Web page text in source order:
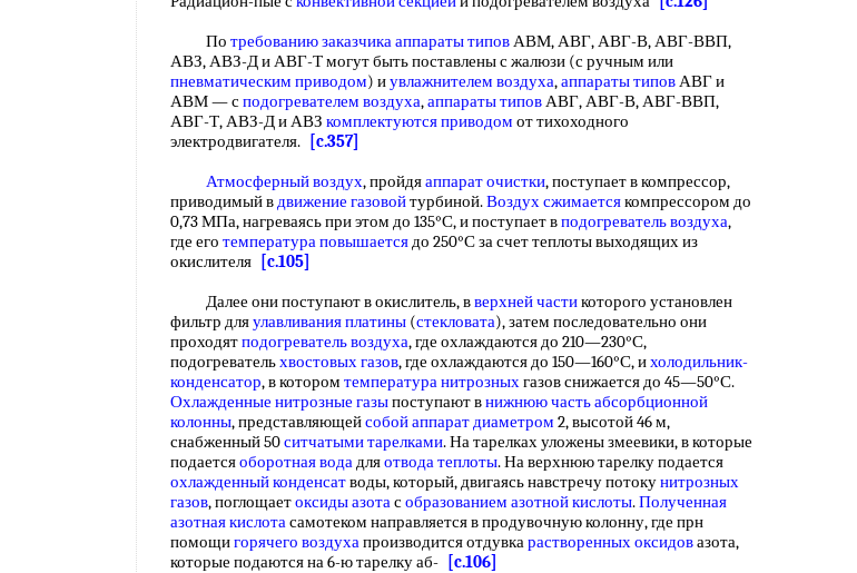
По требованию заказчикааппараты типовАВМ, АВГ, АВГ-В, АВГ-ВВП,
АВЗ, АВЗ-Д и АВГ-Т могут быть поставлены с жалюзи (с ручным или
пневматическим приводом) иувлажнителем воздуха,аппараты типовАВГ и
АВМ — сподогревателем воздуха,аппараты типовАВГ, АВГ-В, АВГ-ВВП,
АВГ-Т, АВЗ-Д и АВЗ комплектуются приводом от тихоходного
электродвигателя.
[c.357]
Атмосферный воздух, пройдяаппарат очистки, поступает в компрессор,
приводимый вдвижение газовойтурбиной.Воздух сжимаетсякомпрессором до
0,73 МПа, нагреваясь при этом до 135°С, и поступает вподогреватель воздуха,
где его температура повышаетсядо 250°С за счет теплоты выходящих из
окислителя
[c.105]
Далее они поступают в окислитель, вверхней частикоторого установлен
фильтр дляулавливания платины (стекловата), затем последовательно они
проходятподогреватель воздуха, где охлаждаются до 210—230°С,
подогревательхвостовых газов, где охлаждаются до 150—160°С, ихолодильник-
конденсатор, в котором температура нитрозныхгазов снижается до 45—50°С.
Охлажденные нитрозные газыпоступают внижнюю частьабсорбционной
колонны, представляющейсобойаппарат диаметром 2, высотой 46 м,
снабженный 50ситчатыми тарелками. На тарелках уложены змеевики, в которые
подаетсяоборотная водадляотвода теплоты. На верхнюю тарелку подается
охлажденный конденсатводы, который, двигаясь навстречу потокунитрозных
газов, поглощаетоксиды азотасобразованием азотной кислоты.Полученная
азотная кислотасамотеком направляется в продувочную колонну, где прн
помощигорячего воздухапроизводится отдувкарастворенных оксидовазота,
которые подаются на 6-ю тарелку аб-
[c.106]